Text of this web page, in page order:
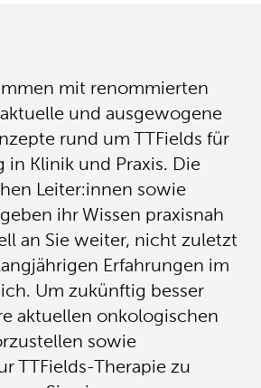
mit renommierten
und ausgewogene
rund um TTFields für
in Klinik und Praxis. Die
Leiter:innen sowie
ihr Wissen praxisnah
an Sie weiter, nicht zuletzt
Erfahrungen im
Um zukünftig besser
aktuellen onkologischen
sowie
TTFields-Therapie zu